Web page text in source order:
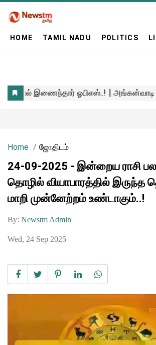
HOME TAMIL NADU POLITICS
Home ஜோதிடம்
24-09-2025 - இன்றைய ராசி
தொழில் வியாபாரத்தில் இருந்த
மாறி முன்னேற்றம் உண்டாகும்..!
By: Newstm Admin
Wed, 24 Sep 2025